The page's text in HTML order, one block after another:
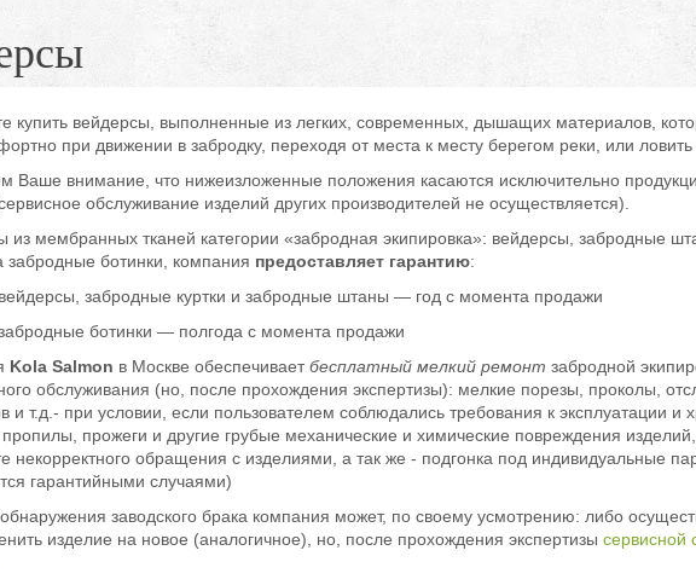
купить вейдерсы, выполненные из легких, современных, дышащих материалов,
при движении в забродку, переходя от места к месту берегом реки, или
Ваше внимание, что нижеизложенные положения касаются исключительно
обслуживание изделий других производителей не осуществляется).
из мембранных тканей категории «забродная экипировка»: вейдерсы, забродные
забродные ботинки, компания предоставляет гарантию:
забродные куртки и забродные штаны — год с момента продажи
ботинки — полгода с момента продажи
Kola Salmon в Москве обеспечиваетбесплатный мелкий ремонт забродной
обслуживания (но, после прохождения экспертизы): мелкие порезы, проколы,
и т.д.- при условии, если пользователем соблюдались требования к эксплуатации и
прожеги и другие грубые механические и химические повреждения
некорректного обращения с изделиями, а так же - подгонка под индивидуальные
гарантийными случаями)
заводского брака компания может, по своему усмотрению: либо
изделие на новое (аналогичное), но, после прохождения экспертизы сервисной